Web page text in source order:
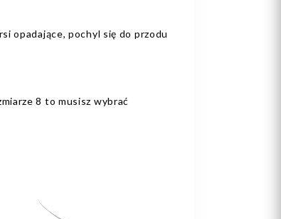
opadające, pochyl się do przodu
8 to musisz wybrać